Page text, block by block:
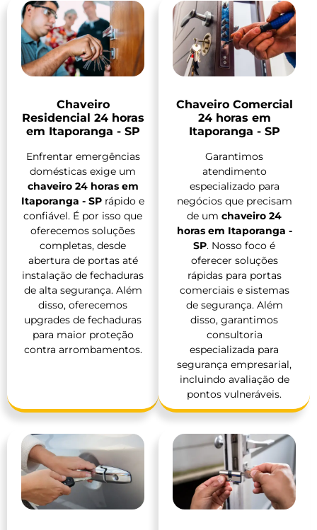
Chaveiro
Residencial 24 horas
em Itaporanga - SP
Enfrentar emergências
domésticas exige um
chaveiro 24 horas em
Itaporanga - SP rápido e
confiável. É por isso que
oferecemos soluções
completas, desde
abertura de portas até
instalação de fechaduras
de alta segurança. Além
disso, oferecemos
upgrades de fechaduras
para maior proteção
contra arrombamentos.
Chaveiro Comercial
24 horas em
Itaporanga - SP
Garantimos
atendimento
especializado para
negócios que precisam
de um chaveiro 24
horas em Itaporanga -
SP. Nosso foco é
oferecer soluções
rápidas para portas
comerciais e sistemas
de segurança. Além
disso, garantimos
consultoria
especializada para
segurança empresarial,
incluindo avaliação de
pontos vulneráveis.